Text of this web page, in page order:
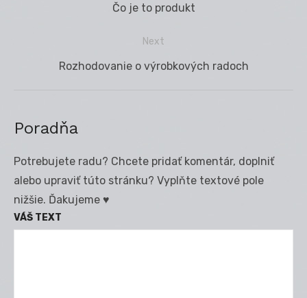
Previous
Čo je to produkt
Next
Next
Rozhodovanie o výrobkových radoch
Poradňa
Potrebujete radu? Chcete pridať komentár, doplniť
alebo upraviť túto stránku? Vyplňte textové pole
nižšie. Ďakujeme ♥
VÁŠ TEXT